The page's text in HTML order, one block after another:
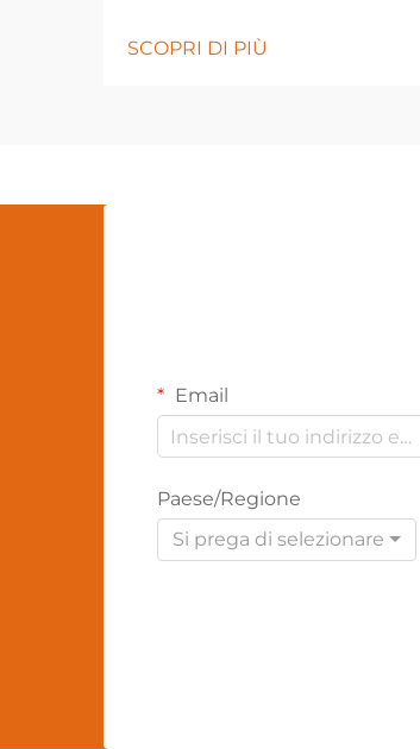
SCOPRI DI PIÙ
Email
Paese/Regione
Si prega di selezionare